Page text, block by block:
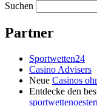
Suchen
Partner
Sportwetten24
Casino Advisers
Neue Casinos
Entdecke den